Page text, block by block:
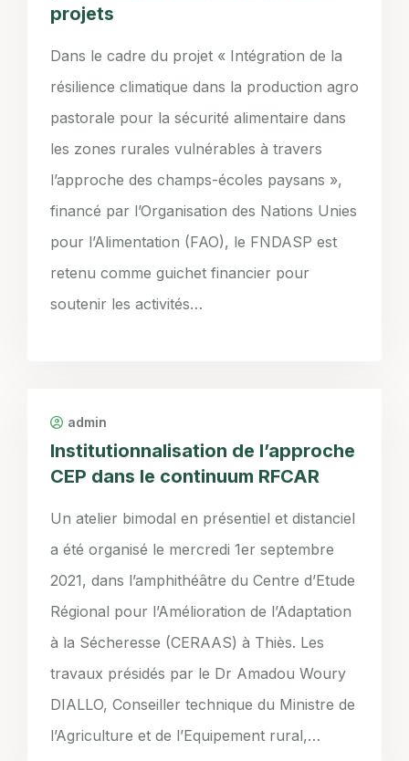
projets
Dans le cadre du projet « Intégration de la
résilience climatique dans la production agro
pastorale pour la sécurité alimentaire dans
les zones rurales vulnérables à travers
l’approche des champs-écoles paysans »,
financé par l’Organisation des Nations Unies
pour l’Alimentation (FAO), le FNDASP est
retenu comme guichet financier pour
soutenir les activités…
admin
Institutionnalisation de l’approche
CEP dans le continuum RFCAR
Un atelier bimodal en présentiel et distanciel
a été organisé le mercredi 1er septembre
2021, dans l’amphithéâtre du Centre d’Etude
Régional pour l’Amélioration de l’Adaptation
à la Sécheresse (CERAAS) à Thiès. Les
travaux présidés par le Dr Amadou Woury
DIALLO, Conseiller technique du Ministre de
l’Agriculture et de l’Equipement rural,…